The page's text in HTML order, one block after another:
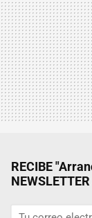
RECIBE